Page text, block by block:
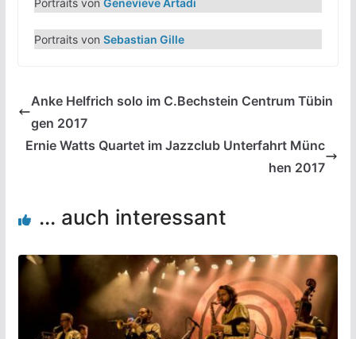
Portraits von Sebastian Gille
Anke Helfrich solo im C.Bechstein Centrum Tübin
gen 2017
Ernie Watts Quartet im Jazzclub Unterfahrt Münc
hen 2017
... auch interessant